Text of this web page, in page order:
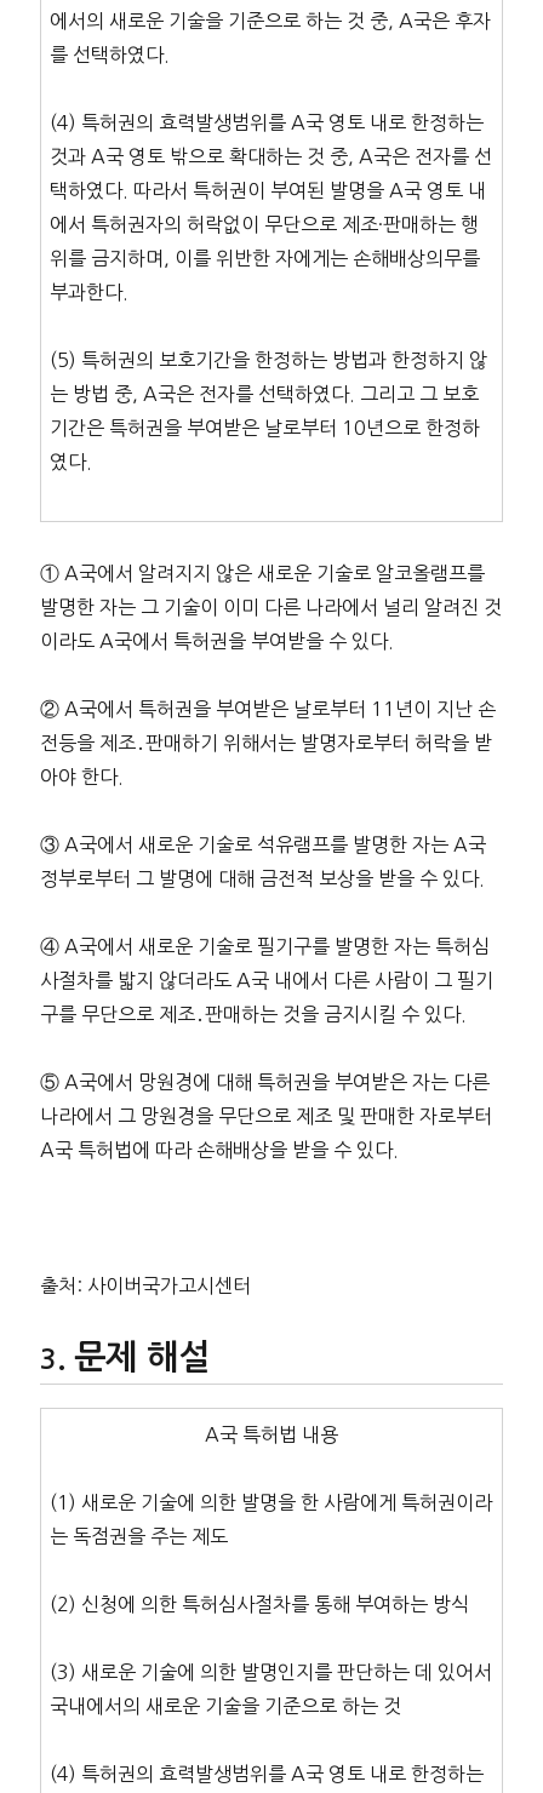
에서의 새로운 기술을 기준으로 하는 것 중, A국은 후자
를 선택하였다.
(4) 특허권의 효력발생범위를 A국 영토 내로 한정하는
것과 A국 영토 밖으로 확대하는 것 중, A국은 전자를 선
택하였다. 따라서 특허권이 부여된 발명을 A국 영토 내
에서 특허권자의 허락없이 무단으로 제조·판매하는 행
위를 금지하며, 이를 위반한 자에게는 손해배상의무를
부과한다.
(5) 특허권의 보호기간을 한정하는 방법과 한정하지 않
는 방법 중, A국은 전자를 선택하였다. 그리고 그 보호
기간은 특허권을 부여받은 날로부터 10년으로 한정하
였다.
① A국에서 알려지지 않은 새로운 기술로 알코올램프를
발명한 자는 그 기술이 이미 다른 나라에서 널리 알려진 것
이라도 A국에서 특허권을 부여받을 수 있다.
② A국에서 특허권을 부여받은 날로부터 11년이 지난 손
전등을 제조․판매하기 위해서는 발명자로부터 허락을 받
아야 한다.
③ A국에서 새로운 기술로 석유램프를 발명한 자는 A국
정부로부터 그 발명에 대해 금전적 보상을 받을 수 있다.
④ A국에서 새로운 기술로 필기구를 발명한 자는 특허심
사절차를 밟지 않더라도 A국 내에서 다른 사람이 그 필기
구를 무단으로 제조․판매하는 것을 금지시킬 수 있다.
⑤ A국에서 망원경에 대해 특허권을 부여받은 자는 다른
나라에서 그 망원경을 무단으로 제조 및 판매한 자로부터
A국 특허법에 따라 손해배상을 받을 수 있다.
출처: 사이버국가고시센터
문제 해설
A국 특허법 내용
(1) 새로운 기술에 의한 발명을 한 사람에게 특허권이라
는 독점권을 주는 제도
(2) 신청에 의한 특허심사절차를 통해 부여하는 방식
(3) 새로운 기술에 의한 발명인지를 판단하는 데 있어서
국내에서의 새로운 기술을 기준으로 하는 것
(4) 특허권의 효력발생범위를 A국 영토 내로 한정하는